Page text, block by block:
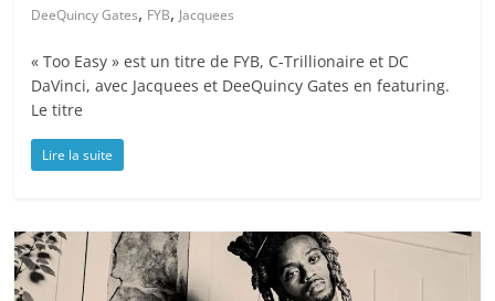
DeeQuincy Gates, FYB, Jacquees
« Too Easy » est un titre de FYB, C-Trillionaire et DC
DaVinci, avec Jacquees et DeeQuincy Gates en featuring.
Le titre
Lire la suite